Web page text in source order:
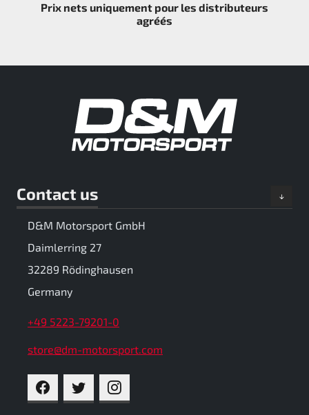
Prix nets uniquement pour les distributeurs
agréés
Contact us
D&M Motorsport GmbH
Daimlerring 27
32289 Rödinghausen
Germany
+49 5223-79201-0
store@dm-motorsport.com
FACEBOOKTWITTERINSTAGRAM